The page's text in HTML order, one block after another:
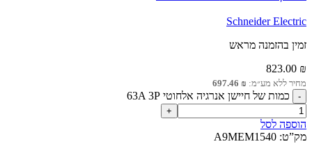
Schneider Electric
זמין בהזמנה מראש
823.00 ₪
מחיר ללא מע״מ: 697.46 ₪
כמות של חיישן אנרגיה אלחוטי 63A 3P
הוספה לסל
מק”ט: A9MEM1540